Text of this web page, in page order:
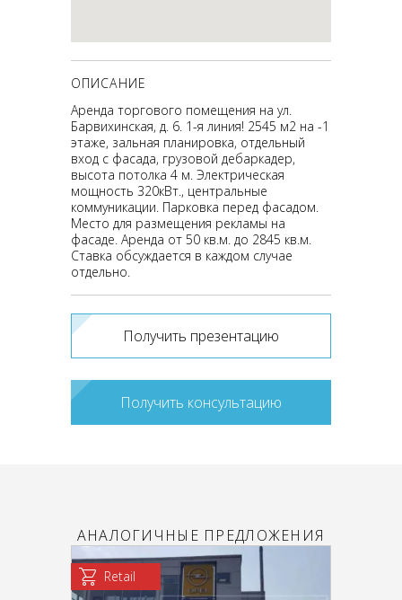
ОПИСАНИЕ
Аренда торгового помещения на ул.
Барвихинская, д. 6. 1-я линия! 2545 м2 на -1
этаже, зальная планировка, отдельный
вход с фасада, грузовой дебаркадер,
высота потолка 4 м. Электрическая
мощность 320кВт., центральные
коммуникации. Парковка перед фасадом.
Место для размещения рекламы на
фасаде. Аренда от 50 кв.м. до 2845 кв.м.
Ставка обсуждается в каждом случае
отдельно.
Получить презентацию
Получить консультацию
АНАЛОГИЧНЫЕ ПРЕДЛОЖЕНИЯ
Retail